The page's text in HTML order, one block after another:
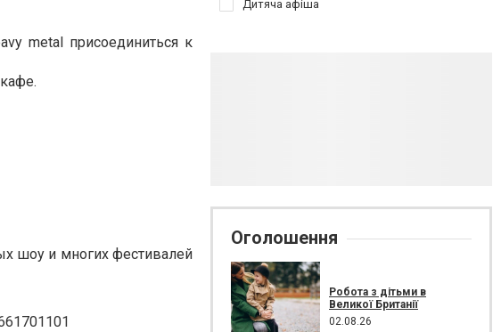
metal присоединиться к
шоу и многих фестивалей
Дитяча афіша
Оголошення
Робота з дітьми в
Великої Британії
02.08.26